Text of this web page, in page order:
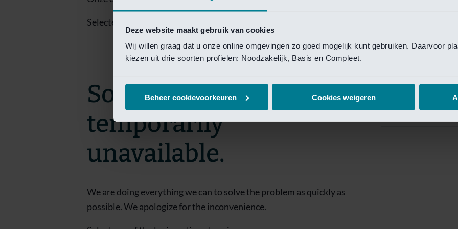
Deze website maakt gebruik van cookies
Wij willen graag dat u onze online omgevingen zo goed mogelijk kunt gebruiken. Daarvoor
kiezen uit drie soorten profielen: Noodzakelijk, Basis en Compleet.
Beheer cookievoorkeuren Cookies weigeren
Van Lanschot
Selecteer een van de login opties om toegang te krijgen.
Sorry! This page is
temporarily
unavailable.
We are doing everything we can to solve the problem as quickly as
possible. We apologize for the inconvenience.